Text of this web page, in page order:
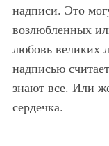
надписи. Это
возлюбленных
любовь великих
надписью
знают все. Или
сердечка.